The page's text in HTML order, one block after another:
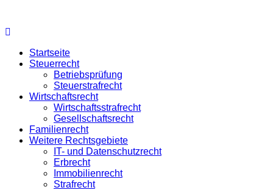
Startseite
Steuerrecht
Betriebsprüfung
Steuerstrafrecht
Wirtschaftsrecht
Wirtschaftsstrafrecht
Gesellschaftsrecht
Familienrecht
Weitere Rechtsgebiete
IT- und Datenschutzrecht
Erbrecht
Immobilienrecht
Strafrecht